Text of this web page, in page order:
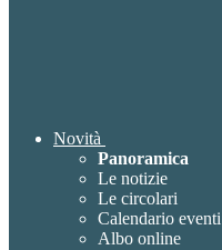
Novità
Panoramica
Le notizie
Le circolari
Calendario eventi
Albo online